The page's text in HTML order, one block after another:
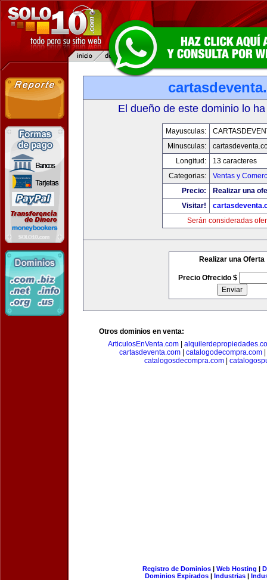
El dueño de este dominio lo
Mayusculas:
Minusculas:
Longitud:
13 caracteres
Categorias:
Ventas y
Precio:
Realizar una
Visitar!
Serán consideradas
Realizar una Oferta
Precio Ofrecido $
Otros dominios en venta:
ArticulosEnVenta.com
cartasdeventa.com
catalogodecompra.com
catalogosdecompra.com
Registro de Dominios| Web Hosting |
Dominios Expirados | Industrias |